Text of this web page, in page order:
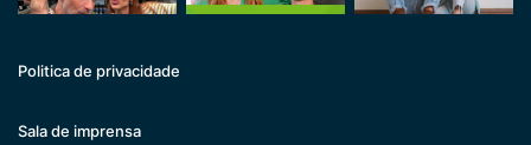
Politica de privacidade
Sala de imprensa